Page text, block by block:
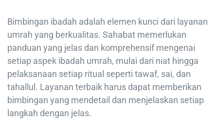
Bimbingan ibadah adalah elemen kunci dari layanan
umrah yang berkualitas. Sahabat memerlukan
panduan yang jelas dan komprehensif mengenai
setiap aspek ibadah umrah, mulai dari niat hingga
pelaksanaan setiap ritual seperti tawaf, sai, dan
tahallul. Layanan terbaik harus dapat memberikan
bimbingan yang mendetail dan menjelaskan setiap
langkah dengan jelas.